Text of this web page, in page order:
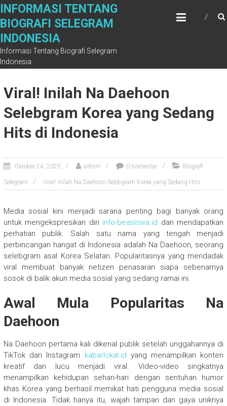
Skip
content
INFORMASI TENTANG
BIOGRAFI SELEGRAM
INDONESIA
Informasi Tentang Biografi Selegram
Indonesia
Viral! Inilah Na Daehoon
Selebgram Korea yang Sedang
Hits di Indonesia
Oktober 24, 2025 admin 0 Komentar Biografi
Selegram Viral! Inilah Na Daehoon Selebgram Korea yang Sedang Hits
Media sosial kini menjadi sarana penting bagi banyak orang
untuk mengekspresikan diri info-beasiswa.id dan mendapatkan
perhatian publik. Salah satu nama yang tengah menjadi
perbincangan hangat di Indonesia adalah Na Daehoon, seorang
selebgram asal Korea Selatan. Popularitasnya yang mendadak
viral membuat banyak netizen penasaran siapa sebenarnya
sosok di balik akun media sosial yang sedang ramai ini.
Awal Mula Popularitas Na
Daehoon
Na Daehoon pertama kali dikenal publik setelah unggahannya di
TikTok dan Instagram kabarlokal.id yang menampilkan konten
kreatif dan lucu menjadi viral. Video-video singkatnya
menampilkan kehidupan sehari-hari dengan sentuhan humor
khas Korea yang berhasil memikat hati pengguna media sosial
di Indonesia. Tidak hanya itu, wajah tampan dan gaya uniknya